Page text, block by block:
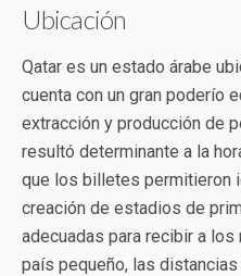
Ubicación
Qatar es un estado árabe
cuenta con un gran poderío
extracción y producción de
resultó determinante a la
que los billetes permitieron
creación de estadios de
adecuadas para recibir a
país pequeño, las